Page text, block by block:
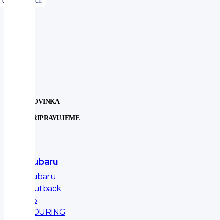
Subaru
Subaru
Outback
2.5
TOURING
NOVINKA
PŘIPRAVUJEME